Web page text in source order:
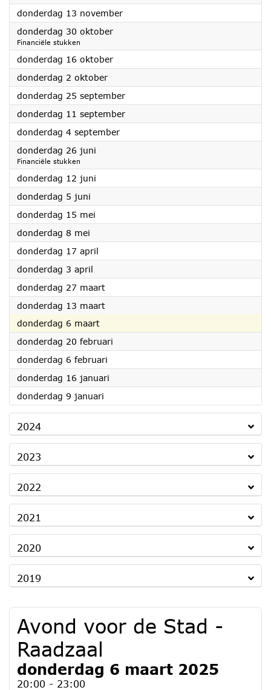
donderdag 13 november2025
donderdag 30 oktober2025
Financiële stukken
donderdag 16 oktober2025
donderdag 2 oktober2025
donderdag 25 september2025
donderdag 11 september2025
donderdag 4 september2025
donderdag 26 juni
Financiële stukken
donderdag 12 juni
donderdag 5 juni
donderdag 15 mei
donderdag 8 mei
donderdag 17 april
donderdag 3 april
donderdag 27 maart2025
donderdag 13 maart2025
donderdag 6 maart2025
donderdag 20 februari
donderdag 6 februari
donderdag 16 januari
donderdag 9 januari
2024
2023
2022
2021
2020
2019
Avond voor de Stad -
Raadzaal
donderdag 6 maart 2025
20:00 - 23:00